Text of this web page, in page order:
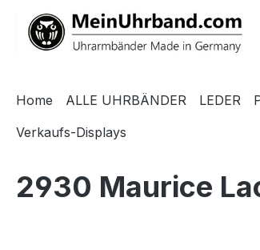
Zur Hauptnavigation springen
Home ALLE UHRBÄNDER LEDER
Verkaufs-Displays
2930 Maurice